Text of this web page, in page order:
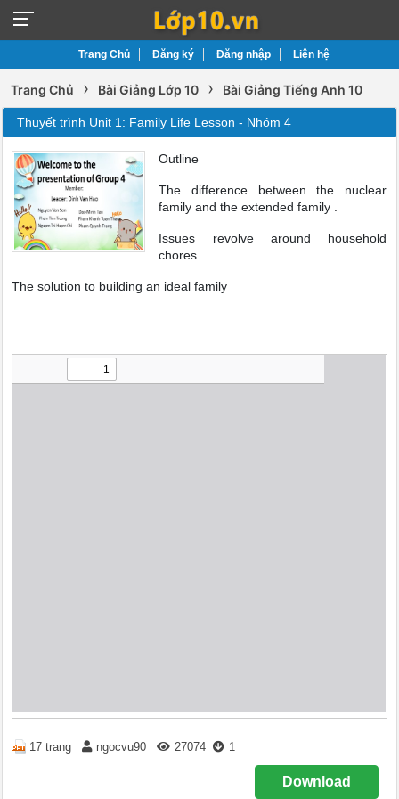
Trang Chủ Đăng ký Đăng nhập Liên hệ
Trang Chủ › Bài Giảng Lớp 10 › Bài Giảng Tiếng Anh 10
Thuyết trình Unit 1: Family Life Lesson - Nhóm 4
Outline
The difference between the nuclear
family and the extended family .
Issues revolve around household
chores
The solution to building an ideal family
17 trang ngocvu90 27074 1
Download